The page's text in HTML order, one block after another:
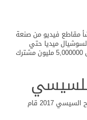
مقاطع فيديو من صنعة
ميديا حتي
وصلت عدد المشتركين علي قناتك ما يقارب أل 5,000000 مليون مشترك
بعد توجيهه خطاب للرئيس المصري عبد الفتاح السيسي 2017 قام